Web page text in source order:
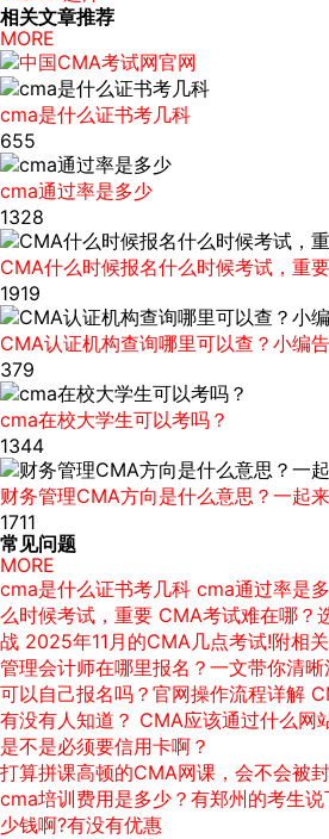
相关文章推荐
MORE
cma是什么证书考几科
655
cma通过率是多少
1328
CMA什么时候报名什么时候考试，重要
1919
CMA认证机构查询哪里可以查？小编告
379
cma在校大学生可以考吗？
1344
财务管理CMA方向是什么意思？一起来
1711
常见问题
MORE
cma是什么证书考几科 cma通过率是
么时候考试，重要 CMA考试难在哪？
战 2025年11月的CMA几点考试!附相
管理会计师在哪里报名？一文带你清晰
可以自己报名吗？官网操作流程详解
有没有人知道？ CMA应该通过什么网
是不是必须要信用卡啊？
打算拼课高顿的CMA网课，会不会被
cma培训费用是多少？有郑州的考生说
少钱啊?有没有优惠